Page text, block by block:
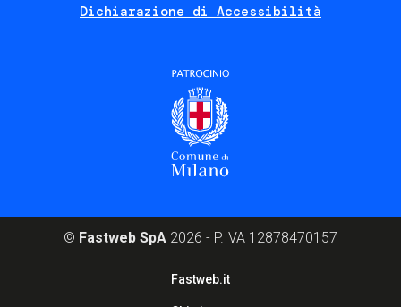
Dichiarazione di Accessibilità
© Fastweb SpA 2026 - P.IVA 12878470157
Fastweb.it